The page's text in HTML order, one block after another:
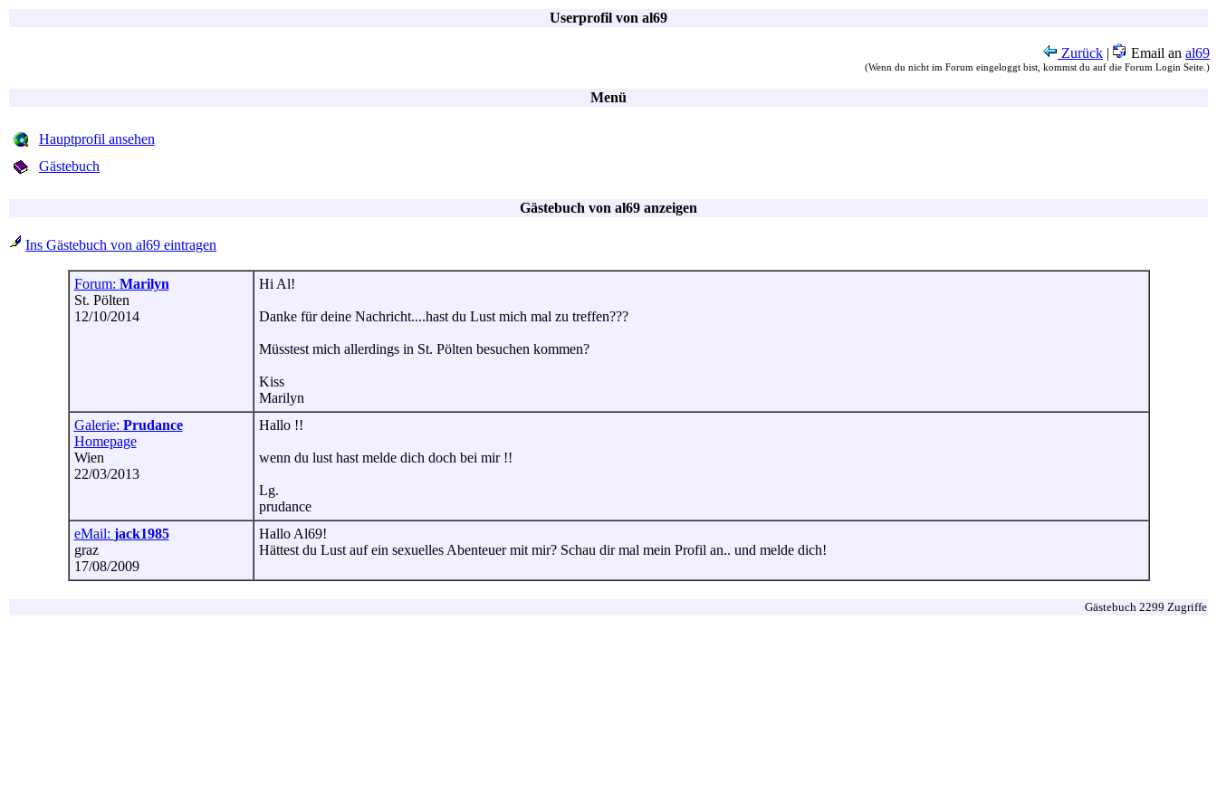
Userprofil von al69
Zurück | Email an al69
(Wenn du nicht im Forum eingeloggt bist, kommst du auf die Forum Login Seite.)
Menü
Hauptprofil ansehen
Gästebuch
Gästebuch von al69 anzeigen
Ins Gästebuch von al69 eintragen
Forum: Marilyn
St. Pölten
12/10/2014
Hi Al!
Danke für deine Nachricht....hast du Lust mich mal zu treffen???
Müsstest mich allerdings in St. Pölten besuchen kommen?
Kiss
Marilyn
Galerie: Prudance
Homepage
Wien
22/03/2013
Hallo !!
wenn du lust hast melde dich doch bei mir !!
Lg.
prudance
eMail: jack1985
graz
17/08/2009
Hallo Al69!
Hättest du Lust auf ein sexuelles Abenteuer mit mir? Schau dir mal mein Profil an.. und melde dich!
Gästebuch 2299 Zugriffe